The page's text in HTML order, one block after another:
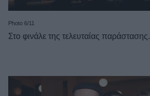
Photo 6/11
Στο φινάλε της τελευταίας παράστασης.